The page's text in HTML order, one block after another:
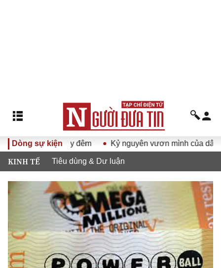
Dòng sự kiện
500 ngày đêm Kỷ nguyên vươn mình của dân tộc
KINH TẾ Tiêu dùng & Dư luận